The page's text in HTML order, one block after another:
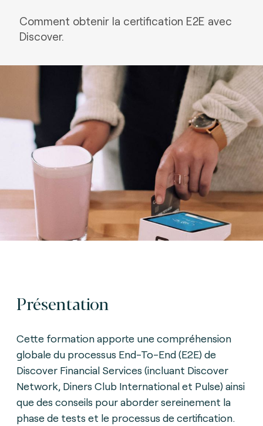
Comment obtenir la certification E2E avec
Discover.
Présentation
Cette formation apporte une compréhension
globale du processus End-To-End (E2E) de
Discover Financial Services (incluant Discover
Network, Diners Club International et Pulse) ainsi
que des conseils pour aborder sereinement la
phase de tests et le processus de certification.